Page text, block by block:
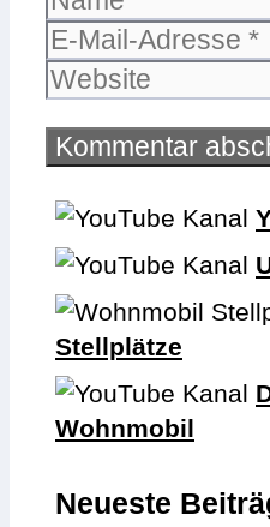
E-
Mail-
Website
Stellplätze
Wohnmobil
Neueste